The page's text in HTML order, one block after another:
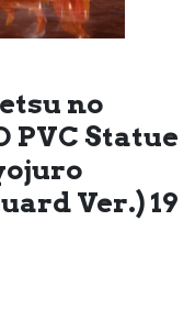
no
PVC Statue
Ver.) 19